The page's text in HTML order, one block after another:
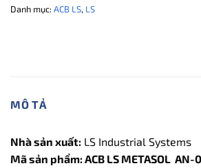
Danh mục: ACB LS, LS
MÔ TẢ
Nhà sản xuất: LS Industrial Systems
Mã sản phẩm: ACB LS METASOL